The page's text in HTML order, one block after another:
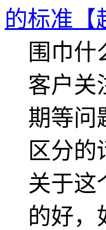
的标准【
围巾什
客户关
期等问
区分的
关于这
的好，